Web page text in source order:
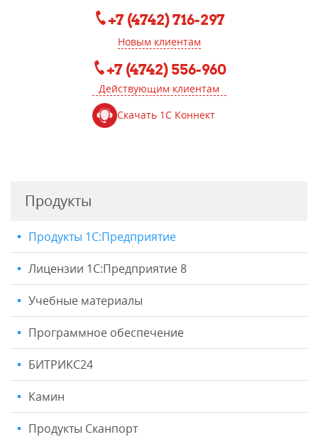
+7 (4742) 716-297
Новым клиентам
+7 (4742) 556-960
Действующим клиентам
Скачать 1С Коннект
Продукты
Продукты 1С:Предприятие
Лицензии 1С:Предприятие 8
Учебные материалы
Программное обеспечение
БИТРИКС24
Камин
Продукты Сканпорт